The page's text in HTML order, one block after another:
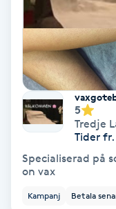
Psoriasis
Radiofrekvens
Reflexologi
5
Tredje
Tider fr.
Specialiserad på
on vax
Kampanj Betala